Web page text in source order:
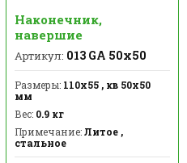
Наконечник,
навершие
Артикул: 013 GA 50х50
Размеры:110х55 , кв 50х50
мм
Вес:0.9 кг
Примечание:Литое ,
стальное